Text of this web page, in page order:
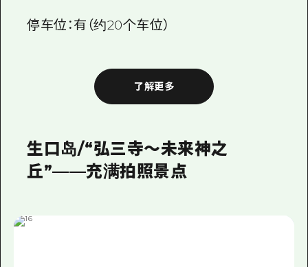
停车位：有（约20个车位）
了解更多
生口岛/“弘三寺～未来神之
丘”——充满拍照景点